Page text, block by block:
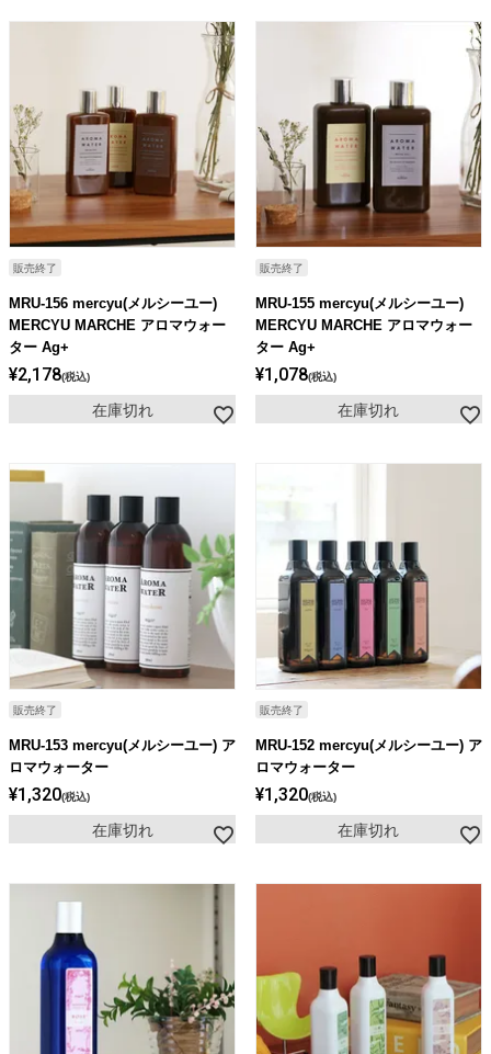
販売終了
MRU-156 mercyu(メルシーユー)
MERCYU MARCHE アロマウォー
ター Ag+
¥2,178 税込
在庫切れ
販売終了
MRU-155 mercyu(メルシーユー)
MERCYU MARCHE アロマウォー
ター Ag+
¥1,078 税込
在庫切れ
販売終了
MRU-153 mercyu(メルシーユー) ア
ロマウォーター
¥1,320 税込
在庫切れ
販売終了
MRU-152 mercyu(メルシーユー) ア
ロマウォーター
¥1,320 税込
在庫切れ